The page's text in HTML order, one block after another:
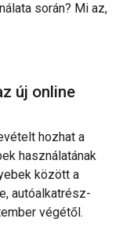
során? Mi az,
új online
hozhat a
használatának
között a
autóalkatrész-
végétől.